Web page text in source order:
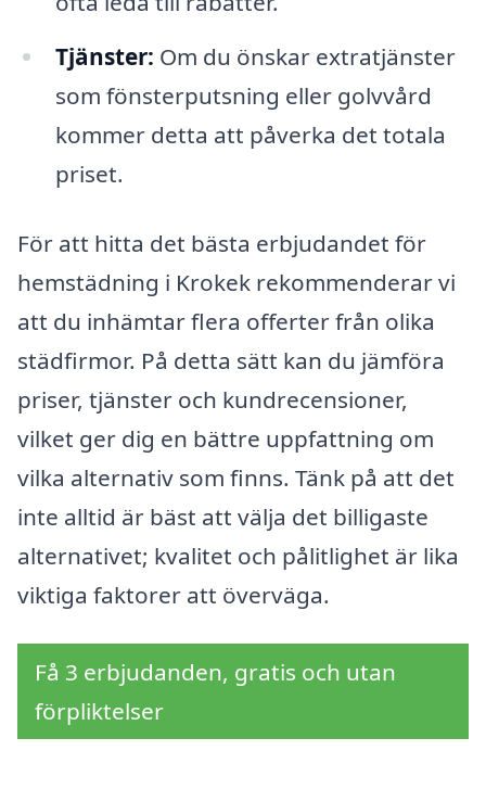
Tjänster: Om du önskar extratjänster
som fönsterputsning eller golvvård
kommer detta att påverka det totala
priset.
För att hitta det bästa erbjudandet för
hemstädning i Krokek rekommenderar vi
att du inhämtar flera offerter från olika
städfirmor. På detta sätt kan du jämföra
priser, tjänster och kundrecensioner,
vilket ger dig en bättre uppfattning om
vilka alternativ som finns. Tänk på att det
inte alltid är bäst att välja det billigaste
alternativet; kvalitet och pålitlighet är lika
viktiga faktorer att överväga.
Få 3 erbjudanden, gratis och utan
förpliktelser